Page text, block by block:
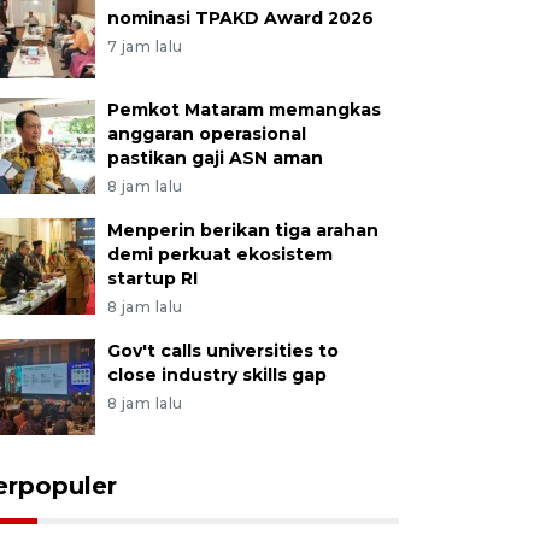
nominasi TPAKD Award 2026
7 jam lalu
Pemkot Mataram memangkas
anggaran operasional
pastikan gaji ASN aman
8 jam lalu
Menperin berikan tiga arahan
demi perkuat ekosistem
startup RI
8 jam lalu
Gov't calls universities to
close industry skills gap
8 jam lalu